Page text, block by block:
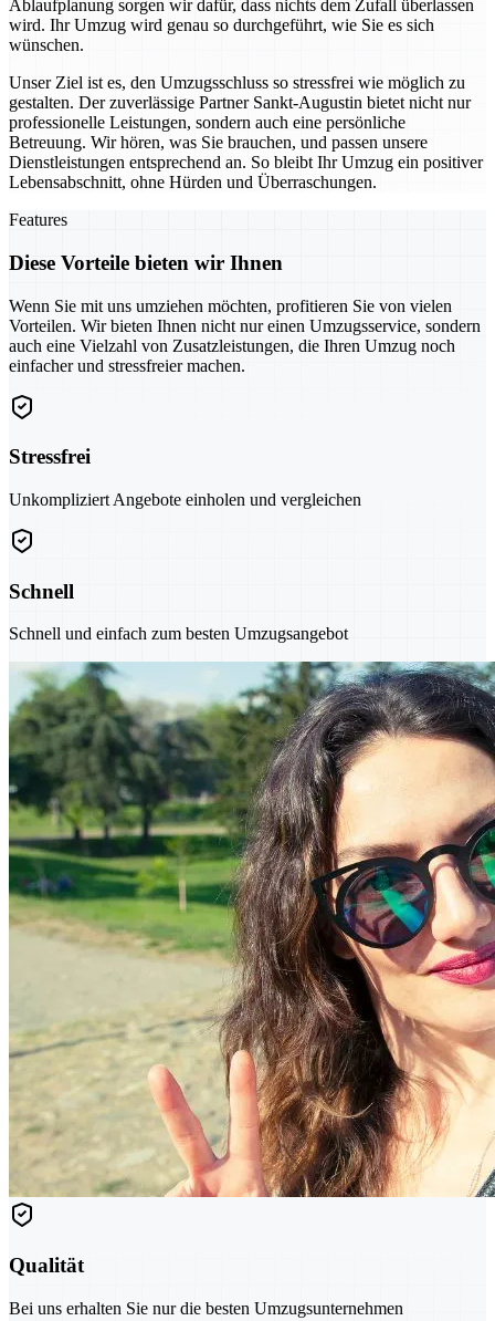
Ablaufplanung sorgen wir dafür, dass nichts dem Zufall überlassen
wird. Ihr Umzug wird genau so durchgeführt, wie Sie es sich
wünschen.
Unser Ziel ist es, den Umzugsschluss so stressfrei wie möglich zu
gestalten. Der zuverlässige Partner Sankt-Augustin bietet nicht nur
professionelle Leistungen, sondern auch eine persönliche
Betreuung. Wir hören, was Sie brauchen, und passen unsere
Dienstleistungen entsprechend an. So bleibt Ihr Umzug ein positiver
Lebensabschnitt, ohne Hürden und Überraschungen.
Features
Diese Vorteile bieten wir Ihnen
Wenn Sie mit uns umziehen möchten, profitieren Sie von vielen
Vorteilen. Wir bieten Ihnen nicht nur einen Umzugsservice, sondern
auch eine Vielzahl von Zusatzleistungen, die Ihren Umzug noch
einfacher und stressfreier machen.
Stressfrei
Unkompliziert Angebote einholen und vergleichen
Schnell
Schnell und einfach zum besten Umzugsangebot
Qualität
Bei uns erhalten Sie nur die besten Umzugsunternehmen